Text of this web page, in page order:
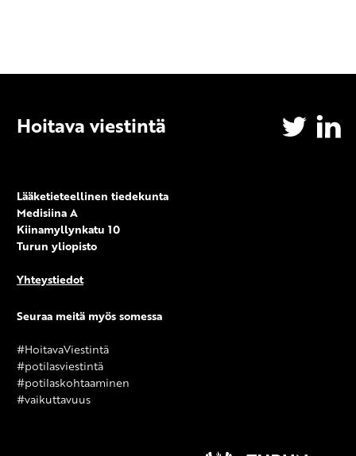
Hoitava viestintä Twitter
Lääketieteellinen tiedekunta
Medisiina A
Kiinamyllynkatu 10
Turun yliopisto
Yhteystiedot
Seuraa meitä myös somessa
#HoitavaViestintä
#potilasviestintä
#potilaskohtaaminen
#vaikuttavuus